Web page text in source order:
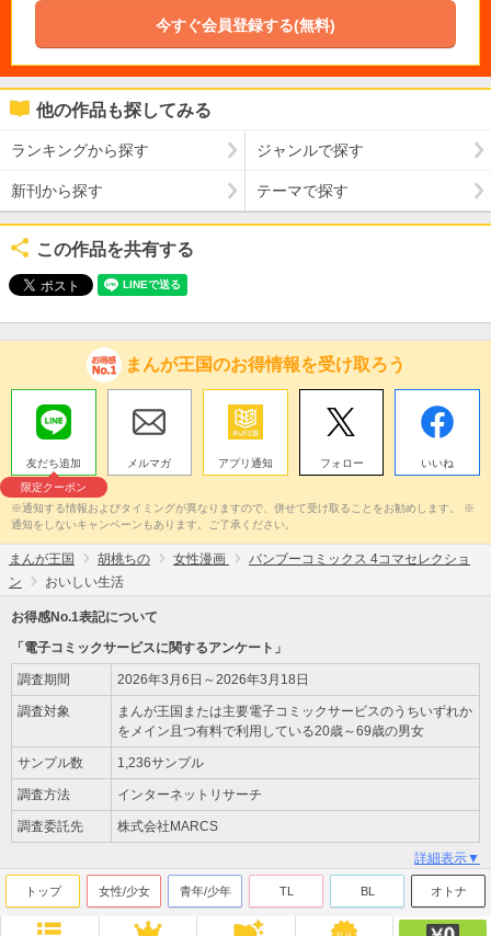
今すぐ会員登録する(無料)
他の作品も探してみる
ランキングから探す ジャンルで探す
新刊から探す テーマで探す
この作品を共有する
まんが王国のお得情報を受け取ろう
友だち追加
限定クーポン
メルマガ アプリ通知 フォロー いいね
※通知する情報およびタイミングが異なりますので、併せて受け取ることをお勧めします。 ※
通知をしないキャンペーンもあります。ご了承ください。
まんが王国 胡桃ちの 女性漫画
バンブーコミックス 4コマセレクショ
ン
おいしい生活
お得感No.1表記について
「電子コミックサービスに関するアンケート」
調査期間 2026年3月6日～2026年3月18日
調査対象
まんが王国または主要電子コミックサービスのうちいずれか
をメイン且つ有料で利用している20歳～69歳の男女
サンプル数 1,236サンプル
調査方法 インターネットリサーチ
調査委託先 株式会社MARCS
詳細表示▼
トップ 女性/少女 青年/少年 TL BL オトナ